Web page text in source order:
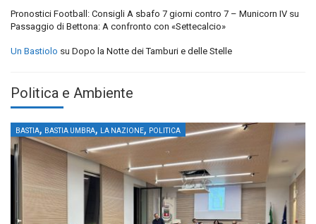
Pronostici Football: Consigli A sbafo 7 giorni contro 7 – Municorn IV su
Passaggio di Bettona: A confronto con «Settecalcio»
Un Bastiolo su Dopo la Notte dei Tamburi e delle Stelle
Politica e Ambiente
BASTIA, BASTIA UMBRA, LA NAZIONE, POLITICA